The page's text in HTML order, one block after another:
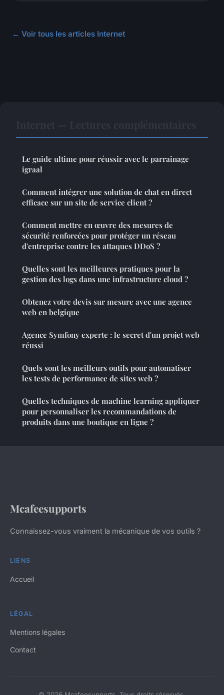
← Voir tous les articles Internet
Le guide ultime pour réussir avec le parrainage
igraal
Comment intégrer une solution de chat en direct
efficace sur un site de service client ?
Comment mettre en œuvre des mesures de
sécurité renforcées pour protéger un réseau
d'entreprise contre les attaques DDoS ?
Quelles sont les meilleures pratiques pour la
gestion des logs dans une infrastructure cloud ?
Obtenez votre devis sur mesure avec une agence
web en belgique
Agence Symfony experte : le secret d'un projet web
réussi
Quels sont les meilleurs outils pour automatiser
les tests de performance de sites web ?
Quelles techniques de machine learning appliquer
pour personnaliser les recommandations de
produits dans une boutique en ligne ?
Mcafeesupports
Connaissez-vous vraiment la mécanique de vos outils ?
LIENS
Accueil
LÉGAL
Mentions légales
Contact